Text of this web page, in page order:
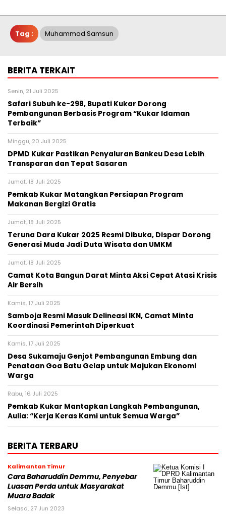
Tag : Muhammad Samsun
BERITA TERKAIT
Senin, 21 Juli 2025
Safari Subuh ke-298, Bupati Kukar Dorong
Pembangunan Berbasis Program “Kukar Idaman
Terbaik”
Minggu, 20 Juli 2025
DPMD Kukar Pastikan Penyaluran Bankeu Desa Lebih
Transparan dan Tepat Sasaran
Jumat, 18 Juli 2025
Pemkab Kukar Matangkan Persiapan Program
Makanan Bergizi Gratis
Jumat, 18 Juli 2025
Teruna Dara Kukar 2025 Resmi Dibuka, Dispar Dorong
Generasi Muda Jadi Duta Wisata dan UMKM
Jumat, 18 Juli 2025
Camat Kota Bangun Darat Minta Aksi Cepat Atasi Krisis
Air Bersih
Kamis, 17 Juli 2025
Samboja Resmi Masuk Delineasi IKN, Camat Minta
Koordinasi Pemerintah Diperkuat
Kamis, 17 Juli 2025
Desa Sukamaju Genjot Pembangunan Embung dan
Penataan Goa Batu Gelap untuk Majukan Ekonomi
Warga
Rabu, 16 Juli 2025
Pemkab Kukar Mantapkan Langkah Pembangunan,
Aulia: “Kerja Keras Kami untuk Semua Warga”
BERITA TERBARU
Kalimantan Timur
Cara Baharuddin Demmu, Penyebar
Luasan Perda untuk Masyarakat
Muara Badak
Selasa, 27 Jun 2023